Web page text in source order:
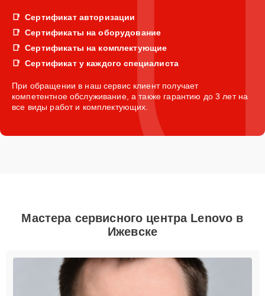
Сертификат авторизации
Сертификаты на оборудование
Сертификаты на комплектующие
Сертификат у каждого специалиста
При обращении в наш сервис клиент получает
компетентное обслуживание, а также гарантию до 3 лет на
все виды работ и комплектующих.
Мастера сервисного центра Lenovo в
Ижевске